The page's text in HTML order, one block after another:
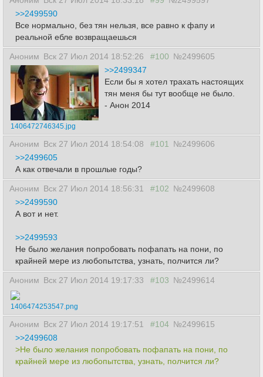
>>2499590
Все нормально, без тян нельзя, все равно к фапу и
реальной ебле возвращаешься
Аноним Вск 27 Июл 2014 18:52:26 #100 №2499605
1406472746345.jpg
>>2499347
Если бы я хотел трахать настоящих
тян меня бы тут вообще не было.
- Анон 2014
Аноним Вск 27 Июл 2014 18:54:08 #101
№2499606
>>2499605
А как отвечали в прошлые годы?
Аноним Вск 27 Июл 2014 18:56:31 #102 №2499608
>>2499590
А вот и нет.
>>2499593
Не было желания попробовать пофапать на пони, по
крайней мере из любопытства, узнать, полчится ли?
Аноним Вск 27 Июл 2014 19:17:33 #103 №2499614
1406474253547.png
Аноним Вск 27 Июл 2014 19:17:51 #104 №2499615
>>2499608
>Не было желания попробовать пофапать на пони, по
крайней мере из любопытства, узнать, полчится ли?